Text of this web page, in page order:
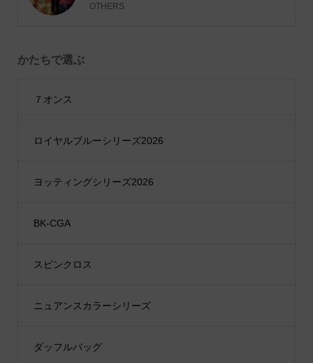
OTHERS
かたちで選ぶ
７オンス
ロイヤルブルーシリーズ2026
ヨッティングシリーズ2026
BK-CGA
スピンクロス
ニュアンスカラーシリーズ
ダッフルバッグ